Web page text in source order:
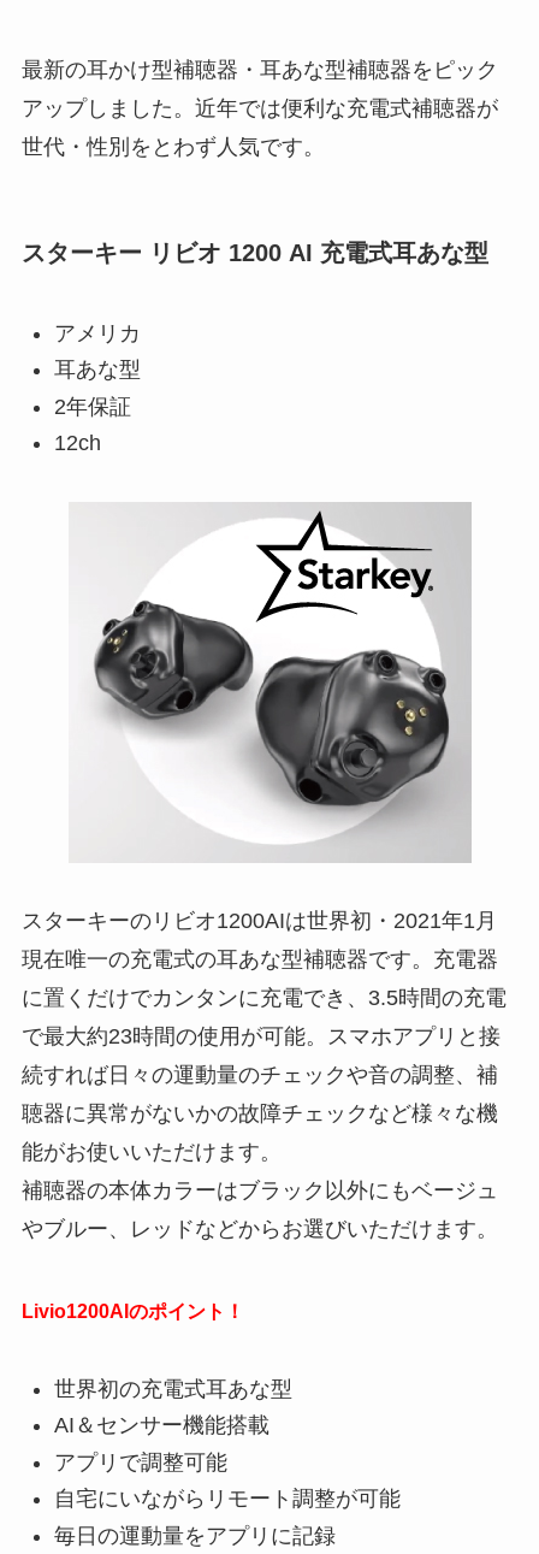
最新の耳かけ型補聴器・耳あな型補聴器をピック
アップしました。近年では便利な充電式補聴器が
世代・性別をとわず人気です。
スターキー リビオ 1200 AI 充電式耳あな型
アメリカ
耳あな型
2年保証
12ch
スターキーのリビオ1200AIは世界初・2021年1月
現在唯一の充電式の耳あな型補聴器です。充電器
に置くだけでカンタンに充電でき、3.5時間の充電
で最大約23時間の使用が可能。スマホアプリと接
続すれば日々の運動量のチェックや音の調整、補
聴器に異常がないかの故障チェックなど様々な機
能がお使いいただけます。
補聴器の本体カラーはブラック以外にもベージュ
やブルー、レッドなどからお選びいただけます。
Livio1200AIのポイント！
世界初の充電式耳あな型
AI＆センサー機能搭載
アプリで調整可能
自宅にいながらリモート調整が可能
毎日の運動量をアプリに記録